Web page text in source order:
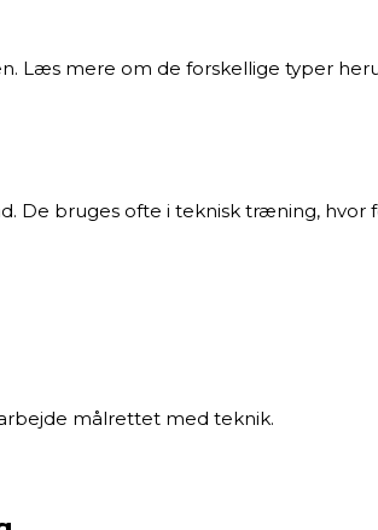
Læs mere om de forskellige typer
De bruges ofte i teknisk træning,
målrettet med teknik.